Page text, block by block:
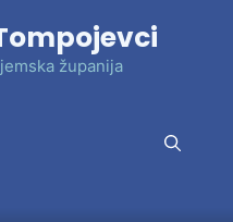
županija